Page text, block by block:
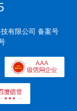
有限公司 备案号